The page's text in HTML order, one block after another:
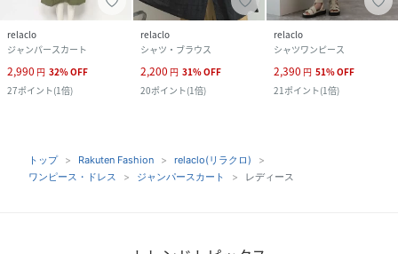
relaclo
ジャンパースカート
2,990 円 32%OFF
27ポイント(1倍)
relaclo
シャツ・ブラウス
2,200 円 31%OFF
20ポイント(1倍)
relaclo
シャツワンピース
2,390 円 51%OFF
21ポイント(1倍)
トップ Rakuten Fashion
relaclo(リラクロ)
ワンピース・ドレス
ジャンパースカート レディース